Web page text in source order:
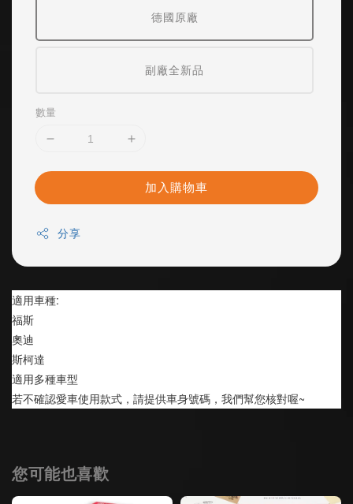
德國原廠
副廠全新品
數量
加入購物車
分享
適用車種:
福斯
奧迪
斯柯達
適用多種車型
若不確認愛車使用款式，請提供車身號碼，我們幫您核對喔~
您可能也喜歡